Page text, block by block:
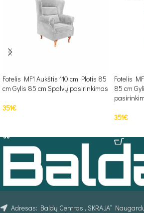
Fotelis MF1 Aukštis 110 cm Plotis 85
cm Gylis 85 cm Spalvų pasirinkimas
351€
Fotelis
85 cm
351€
Adresas: Baldų Centras „SKRAJA“